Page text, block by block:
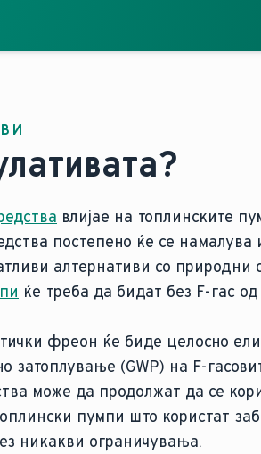
влијае на топлинските
постепено ќе се намалува
алтернативи со природни
ќе треба да бидат без F-гас
фреон ќе биде целосно
затоплување (GWP) на F-
може да продолжат да се
пумпи што користат
никакви ограничувања.